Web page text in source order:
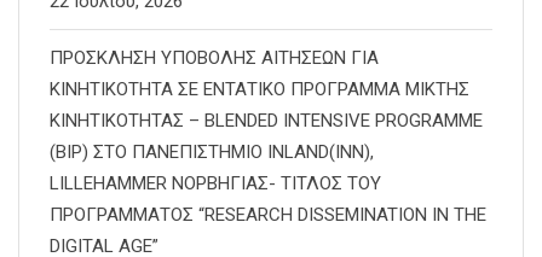
ΠΡΟΣΚΛΗΣΗ ΥΠΟΒΟΛΗΣ ΑΙΤΗΣΕΩΝ ΓΙΑ
ΚΙΝΗΤΙΚΟΤΗΤΑ ΣΕ ΕΝΤΑΤΙΚΟ ΠΡΟΓΡΑΜΜΑ ΜΙΚΤΗΣ
ΚΙΝΗΤΙΚΟΤΗΤΑΣ – BLENDED INTENSIVE PROGRAMME
(BIP) ΣΤΟ ΠΑΝΕΠΙΣΤΗΜΙΟ INLAND(INN),
LILLEHAMMER ΝΟΡΒΗΓΙΑΣ- ΤΙΤΛΟΣ ΤΟΥ
ΠΡΟΓΡΑΜΜΑΤΟΣ “RESEARCH DISSEMINATION IN THE
DIGITAL AGE”